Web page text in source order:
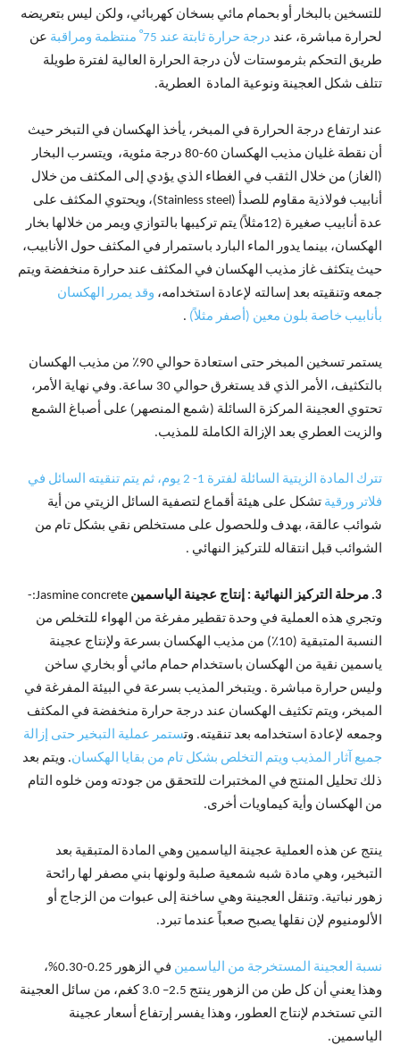
للتسخين بالبخار أو بحمام مائي بسخان كهربائي، ولكن ليس بتعريضه
لحرارة مباشرة، عند درجة حرارة ثابتة عند 75 ْ منتظمة ومراقبة
عن
طريق التحكم بثرموستات لأن درجة الحرارة العالية لفترة طويلة
تتلف شكل العجينة ونوعية المادة العطرية.
عند ارتفاع درجة الحرارة في المبخر، يأخذ الهكسان في التبخر حيث
أن نقطة غليان مذيب الهكسان 60-80 درجة مئوية، ويتسرب البخار
(الغاز) من خلال الثقب في الغطاء الذي يؤدي إلى المكثف من خلال
أنابيب فولاذية مقاوم للصدأ (Stainless steel)، ويحتوي المكثف على
عدة أنابيب صغيرة (12مثلاً) يتم تركيبها بالتوازي ويمر من خلالها بخار
الهكسان، بينما يدور الماء البارد باستمرار في المكثف حول الأنابيب،
حيث يتكثف غاز مذيب الهكسان في المكثف عند حرارة منخفضة ويتم
جمعه وتنقيته بعد إسالته لإعادة استخدامه، وقد يمرر الهكسان
بأنابيب خاصة بلون معين (أصفر مثلاً) .
يستمر تسخين المبخر حتى استعادة حوالي 90٪ من مذيب الهكسان
بالتكثيف، الأمر الذي قد يستغرق حوالي 30 ساعة. وفي نهاية الأمر،
تحتوي العجينة المركزة السائلة (شمع المنصهر) على أصباغ الشمع
والزيت العطري بعد الإزالة الكاملة للمذيب.
تترك المادة الزيتية السائلة لفترة 1- 2 يوم، ثم يتم تنقيته السائل في
فلاتر ورقية تشكل على هيئة أقماع لتصفية السائل الزيتي من أية
شوائب عالقة، بهدف وللحصول على مستخلص نقي بشكل تام من
الشوائب قبل انتقاله للتركيز النهائي .
3. مرحلة التركيز النهائية : إنتاج عجينة الياسمين
Jasmine concrete:-
وتجري هذه العملية في وحدة تقطير مفرغة من الهواء للتخلص من
النسبة المتبقية (10٪) من مذيب الهكسان بسرعة ولإنتاج عجينة
ياسمين نقية من الهكسان باستخدام حمام مائي أو بخاري ساخن
وليس حرارة مباشرة . ويتبخر المذيب بسرعة في البيئة المفرغة في
المبخر، ويتم تكثيف الهكسان عند درجة حرارة منخفضة في المكثف
وجمعه لإعادة استخدامه بعد تنقيته. وتستمر عملية التبخير حتى إزالة
جميع آثار المذيب ويتم التخلص بشكل تام من بقايا الهكسان. ويتم بعد
ذلك تحليل المنتج في المختبرات للتحقق من جودته ومن خلوه التام
من الهكسان وأية كيماويات أخرى.
ينتج عن هذه العملية عجينة الياسمين وهي المادة المتبقية بعد
التبخير، وهي مادة شبه شمعية صلبة ولونها بني مصفر لها رائحة
زهور نباتية. وتنقل العجينة وهي ساخنة إلى عبوات من الزجاج أو
الألومنيوم لإن نقلها يصبح صعباً عندما تبرد.
نسبة العجينة المستخرجة من الياسمين
في الزهور 0.25-0.30%،
وهذا يعني أن كل طن من الزهور ينتج 2.5– 3.0 كغم، من سائل العجينة
التي تستخدم لإنتاج العطور، وهذا يفسر إرتفاع أسعار عجينة
الياسمين.